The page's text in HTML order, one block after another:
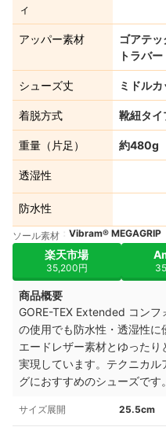
ィ
アッパー素材
ゴアテ
トラバ
シューズ丈 ミドルカ
着脱方式 靴紐タイ
重量（片足） 約480g
透湿性
防水性
ソール素材 Vibram® MEGAGRIP
楽天市場
35,200円
商品概要
GORE-TEX Extended コン
の使用でも防水性・透湿性に
エードレザー素材とゆった
実現しています。テクニカ
グにおすすめのシューズです。
サイズ展開 25.5cm